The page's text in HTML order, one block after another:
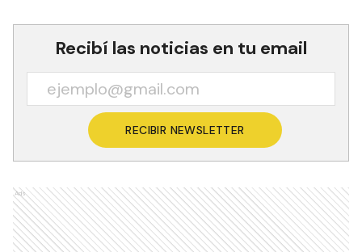
Recibí las noticias en tu email
RECIBIR NEWSLETTER
Ads